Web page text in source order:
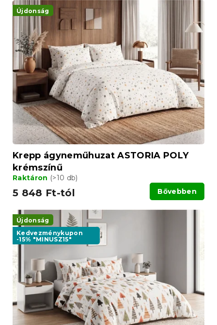
Újdonság
Krepp ágyneműhuzat ASTORIA POLY
krémszínű
Raktáron (>10 db)
5 848 Ft-tól Bővebben
Újdonság
Kedvezménykupon
-15% "MINUSZ15"